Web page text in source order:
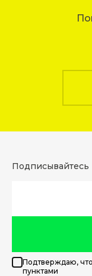
Подписывайтесь
Подтверждаю,
пунктами